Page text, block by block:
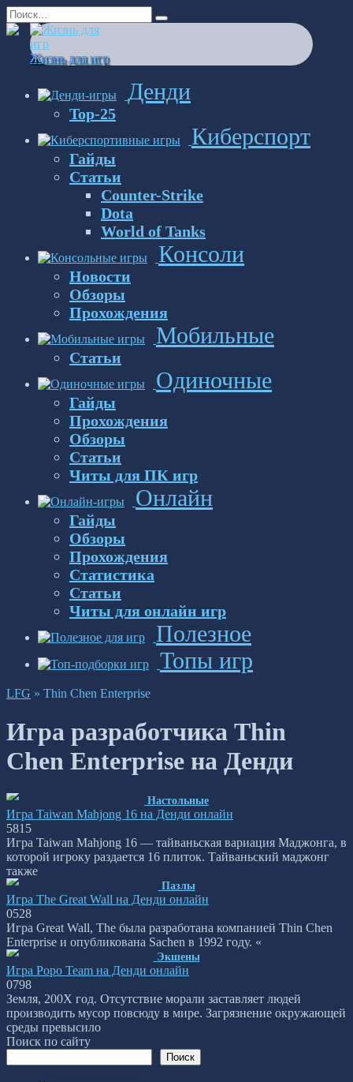
Перейти
к
содержанию
Search
for:
Жизнь для игр
Денди
Top-25
Киберспорт
Гайды
Статьи
Counter-Strike
Dota
World of Tanks
Консоли
Новости
Обзоры
Прохождения
Мобильные
Статьи
Одиночные
Гайды
Прохождения
Обзоры
Статьи
Читы для ПК игр
Онлайн
Гайды
Обзоры
Прохождения
Статистика
Статьи
Читы для онлайн игр
Полезное
Топы игр
LFG » Thin Chen Enterprise
Игра разработчика Thin
Chen Enterprise на Денди
Настольные
Игра Taiwan Mahjong 16 на Денди онлайн
5815
Игра Taiwan Mahjong 16 — тайваньская вариация Маджонга, в
которой игроку раздается 16 плиток. Тайваньский маджонг
также
Пазлы
Игра The Great Wall на Денди онлайн
0528
Игра Great Wall, The была разработана компанией Thin Chen
Enterprise и опубликована Sachen в 1992 году. «
Экшены
Игра Popo Team на Денди онлайн
0798
Земля, 200X год. Отсутствие морали заставляет людей
производить мусор повсюду в мире. Загрязнение окружающей
среды превысило
Поиск по сайту
Поиск